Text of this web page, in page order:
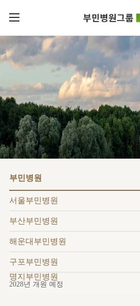
로그인
회원가입
부민병원그룹소개
비전과
부민스토리
이사장소개
HI
HSS
글로벌
얼라이언스
연혁
조직도
오시는길
의료진
외래진료
부민병원그룹소식
사회공헌
후원안내
언론보도
건강토크
입찰공고
부민병원
40주년
역사관
병원/
센터
서울부민병원
부산부민병원
해운대부민병원
프레스티지
라이프케어센터
KOR
ENG
RUS
부민병원
서울부민병원
부산부민병원
해운대부민병원
구포부민병원
명지부민병원
2028년 개원 예정